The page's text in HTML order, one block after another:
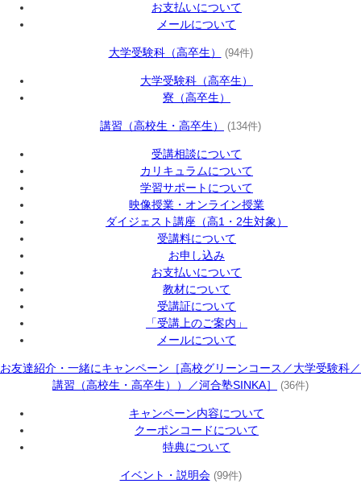
お支払いについて
メールについて
大学受験科（高卒生） (94件)
大学受験科（高卒生）
寮（高卒生）
講習（高校生・高卒生） (134件)
受講相談について
カリキュラムについて
学習サポートについて
映像授業・オンライン授業
ダイジェスト講座（高1・2生対象）
受講料について
お申し込み
お支払いについて
教材について
受講証について
「受講上のご案内」
メールについて
お友達紹介・一緒にキャンペーン［高校グリーンコース／大学受験科／
講習（高校生・高卒生））／河合塾SINKA］
(36件)
キャンペーン内容について
クーポンコードについて
特典について
イベント・説明会 (99件)